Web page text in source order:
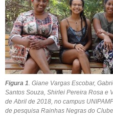
Figura 1. Giane Vargas Escobar,
Santos Souza, Shirlei Pereira Rosa e
de Abril de 2018, no campus
de pesquisa Rainhas Negras do